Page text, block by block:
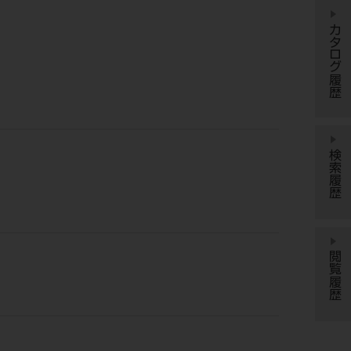
カタログ履歴
検索履歴
閲覧履歴